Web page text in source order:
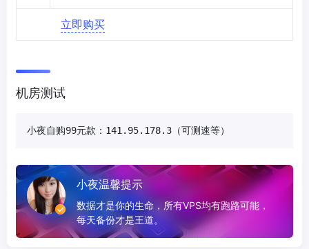
立即购买
机房测试
小夜自购99元款：141.95.178.3（可测速等）
小夜温馨提示
数据才是你的生命，所有VPS均有跑路可能，
每天备份才是王道。